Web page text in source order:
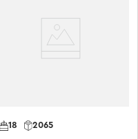
2065
18